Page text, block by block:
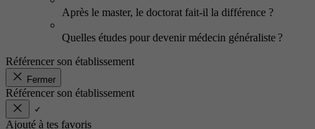
Après le master, le doctorat fait-il la différence ?
Quelles études pour devenir médecin généraliste ?
Référencer son établissement
Fermer
Référencer son établissement
Ajouté à tes favoris